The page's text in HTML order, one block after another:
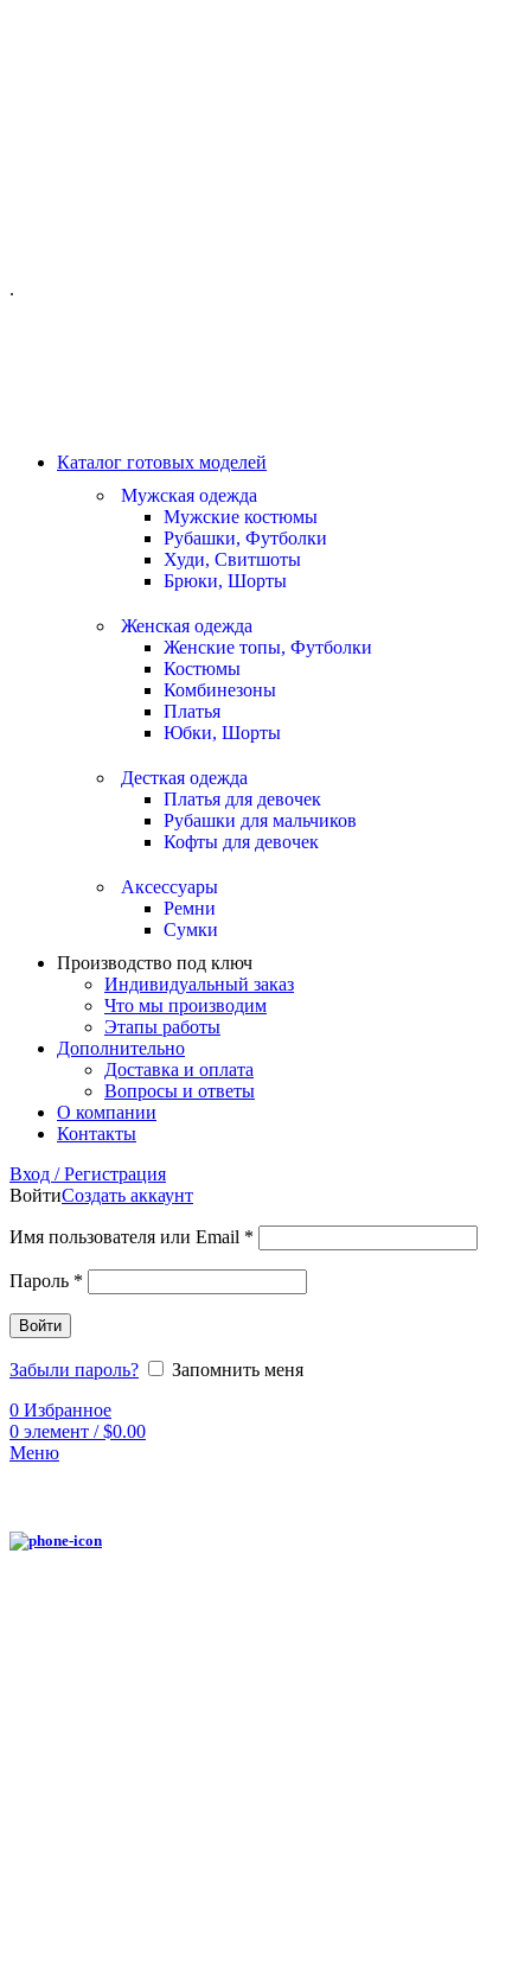
.
Каталог готовых моделей
Мужская одежда
Мужские костюмы
Рубашки, Футболки
Худи, Свитшоты
Брюки, Шорты
Женская одежда
Женские топы, Футболки
Костюмы
Комбинезоны
Платья
Юбки, Шорты
Десткая одежда
Платья для девочек
Рубашки для мальчиков
Кофты для девочек
Аксессуары
Ремни
Сумки
Производство под ключ
Индивидуальный заказ
Что мы производим
Этапы работы
Дополнительно
Доставка и оплата
Вопросы и ответы
О компании
Контакты
Вход / Регистрация
ВойтиСоздать аккаунт
Имя пользователя или Email *
Пароль *
Войти
Забыли пароль?
Запомнить меня
0 Избранное
0 элемент / $0.00
Меню